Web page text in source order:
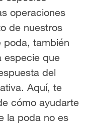
operaciones
de nuestros
poda, también
especie que
del
Aquí, te
cómo ayudarte
la poda no es